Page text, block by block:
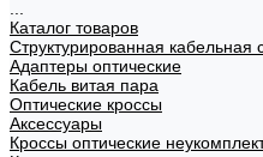
Каталог товаров
Структурированная кабельная
Адаптеры оптические
Кабель витая пара
Оптические кроссы
Аксессуары
Кроссы оптические